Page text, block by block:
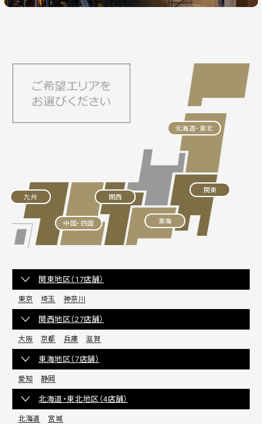
北海道・東北
関東
東海
関西
中国・四国
九州
関東地区（17店舗）
東京 埼玉 神奈川
関西地区（27店舗）
大阪 京都 兵庫 滋賀
東海地区（7店舗）
愛知 静岡
北海道・東北地区（4店舗）
北海道 宮城